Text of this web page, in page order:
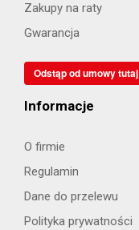
Zakupy na raty
Gwarancja
Odstąp od umowy tutaj
Informacje
O firmie
Regulamin
Dane do przelewu
Polityka prywatności